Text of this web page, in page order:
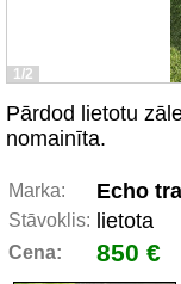
1/2
Pārdod lietotu
nomainīta.
Marka: Echo
Stāvoklis: lietota
Cena: 850 €